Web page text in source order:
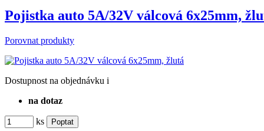
Pojistka auto 5A/32V válcová 6x25mm,
Porovnat produkty
Dostupnost na objednávku i
na dotaz
ks